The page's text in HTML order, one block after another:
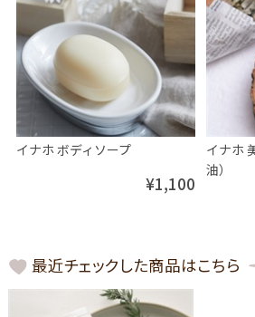
イナホ ボディソープ
¥1,100
イナホ
油）
最近チェックした商品はこちら